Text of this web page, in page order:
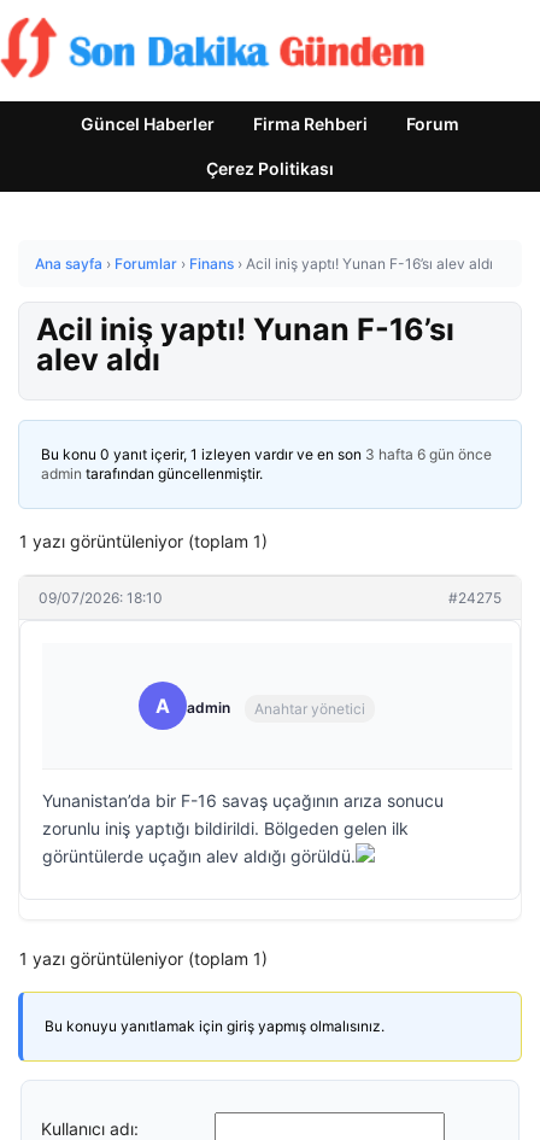
Güncel Haberler Firma Rehberi Forum
Çerez Politikası
Ana sayfa › Forumlar › Finans › Acil iniş yaptı! Yunan F-16’sı alev aldı
Acil iniş yaptı! Yunan F-16’sı
alev aldı
Bu konu 0 yanıt içerir, 1 izleyen vardır ve en son 3 hafta 6 gün önce
admin tarafından güncellenmiştir.
1 yazı görüntüleniyor (toplam 1)
09/07/2026: 18:10 #24275
A admin Anahtar yönetici
Yunanistan’da bir F-16 savaş uçağının arıza sonucu
zorunlu iniş yaptığı bildirildi. Bölgeden gelen ilk
görüntülerde uçağın alev aldığı görüldü.
1 yazı görüntüleniyor (toplam 1)
Bu konuyu yanıtlamak için giriş yapmış olmalısınız.
Kullanıcı adı: